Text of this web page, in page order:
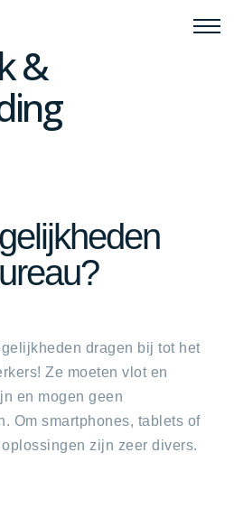
&
dragen bij tot het
Ze moeten vlot en
en mogen geen
Om smartphones, tablets of
zijn zeer divers.